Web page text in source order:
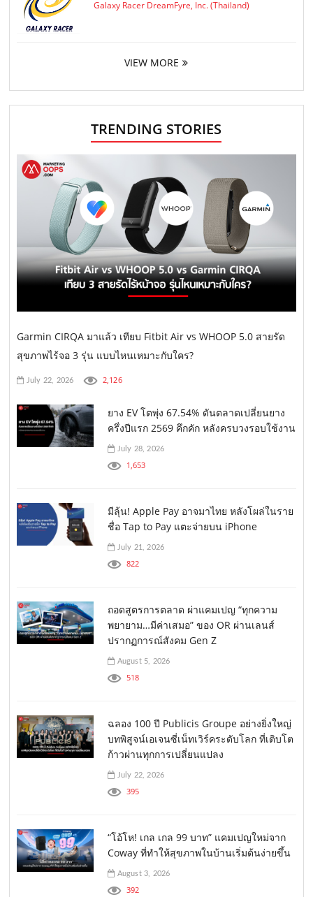
Galaxy Racer DreamFyre, Inc. (Thailand)
VIEW MORE
TRENDING STORIES
Garmin CIRQA มาแล้ว เทียบ Fitbit Air vs WHOOP 5.0 สายรัด
สุขภาพไร้จอ 3 รุ่น แบบไหนเหมาะกับใคร?
July 22, 2026 2,126
ยาง EV โตพุ่ง 67.54% ดันตลาดเปลี่ยนยาง
ครึ่งปีแรก 2569 คึกคัก หลังครบวงรอบใช้งาน
July 28, 2026
1,653
มีลุ้น! Apple Pay อาจมาไทย หลังโผล่ในราย
ชื่อ Tap to Pay แตะจ่ายบน iPhone
July 21, 2026
822
ถอดสูตรการตลาด ผ่าแคมเปญ “ทุกความ
พยายาม…มีค่าเสมอ” ของ OR ผ่านเลนส์
ปรากฏการณ์สังคม Gen Z
August 5, 2026
518
ฉลอง 100 ปี Publicis Groupe อย่างยิ่งใหญ่
บทพิสูจน์เอเจนซี่เน็ทเวิร์คระดับโลก ที่เติบโต
ก้าวผ่านทุกการเปลี่ยนแปลง
July 22, 2026
395
“โอ้โห! เกล เกล 99 บาท” แคมเปญใหม่จาก
Coway ที่ทำให้สุขภาพในบ้านเริ่มต้นง่ายขึ้น
August 3, 2026
392